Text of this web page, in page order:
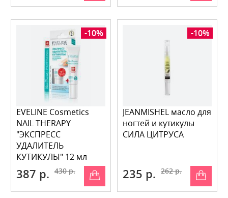
-10%
EVELINE Cosmetics
NAIL THERAPY
"ЭКСПРЕСС
УДАЛИТЕЛЬ
КУТИКУЛЫ" 12 мл
387 р. 430 р.
-10%
JEANMISHEL масло для
ногтей и кутикулы
СИЛА ЦИТРУСА
235 р. 262 р.